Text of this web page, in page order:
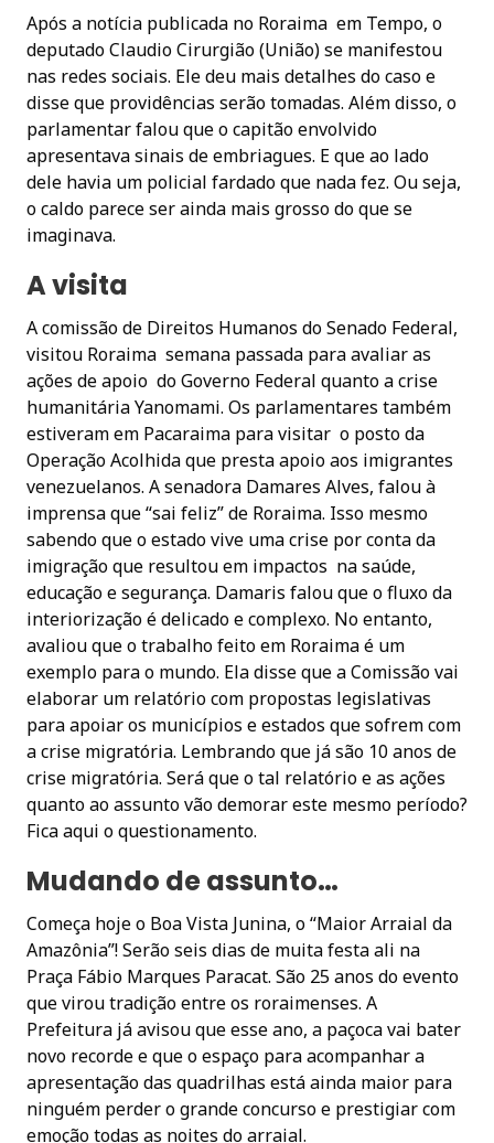
Após a notícia publicada no Roraima em Tempo, o
deputado Claudio Cirurgião (União) se manifestou
nas redes sociais. Ele deu mais detalhes do caso e
disse que providências serão tomadas. Além disso, o
parlamentar falou que o capitão envolvido
apresentava sinais de embriagues. E que ao lado
dele havia um policial fardado que nada fez. Ou seja,
o caldo parece ser ainda mais grosso do que se
imaginava.
A visita
A comissão de Direitos Humanos do Senado Federal,
visitou Roraima semana passada para avaliar as
ações de apoio do Governo Federal quanto a crise
humanitária Yanomami. Os parlamentares também
estiveram em Pacaraima para visitar o posto da
Operação Acolhida que presta apoio aos imigrantes
venezuelanos. A senadora Damares Alves, falou à
imprensa que “sai feliz” de Roraima. Isso mesmo
sabendo que o estado vive uma crise por conta da
imigração que resultou em impactos na saúde,
educação e segurança. Damaris falou que o fluxo da
interiorização é delicado e complexo. No entanto,
avaliou que o trabalho feito em Roraima é um
exemplo para o mundo. Ela disse que a Comissão vai
elaborar um relatório com propostas legislativas
para apoiar os municípios e estados que sofrem com
a crise migratória. Lembrando que já são 10 anos de
crise migratória. Será que o tal relatório e as ações
quanto ao assunto vão demorar este mesmo período?
Fica aqui o questionamento.
Mudando de assunto…
Começa hoje o Boa Vista Junina, o “Maior Arraial da
Amazônia”! Serão seis dias de muita festa ali na
Praça Fábio Marques Paracat. São 25 anos do evento
que virou tradição entre os roraimenses. A
Prefeitura já avisou que esse ano, a paçoca vai bater
novo recorde e que o espaço para acompanhar a
apresentação das quadrilhas está ainda maior para
ninguém perder o grande concurso e prestigiar com
emoção todas as noites do arraial.